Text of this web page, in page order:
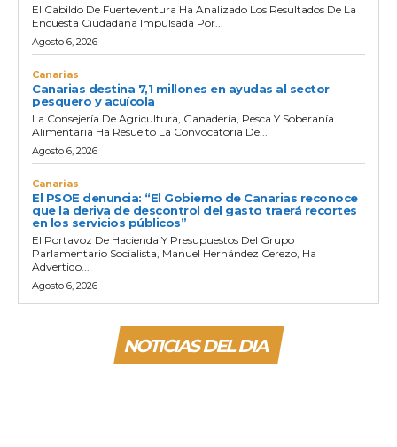
El Cabildo De Fuerteventura Ha Analizado Los Resultados De La
Encuesta Ciudadana Impulsada Por...
Agosto 6, 2026
Canarias
Canarias destina 7,1 millones en ayudas al sector
pesquero y acuícola
La Consejería De Agricultura, Ganadería, Pesca Y Soberanía
Alimentaria Ha Resuelto La Convocatoria De...
Agosto 6, 2026
Canarias
El PSOE denuncia: “El Gobierno de Canarias reconoce
que la deriva de descontrol del gasto traerá recortes
en los servicios públicos”
El Portavoz De Hacienda Y Presupuestos Del Grupo
Parlamentario Socialista, Manuel Hernández Cerezo, Ha
Advertido...
Agosto 6, 2026
NOTICIAS DEL DIA